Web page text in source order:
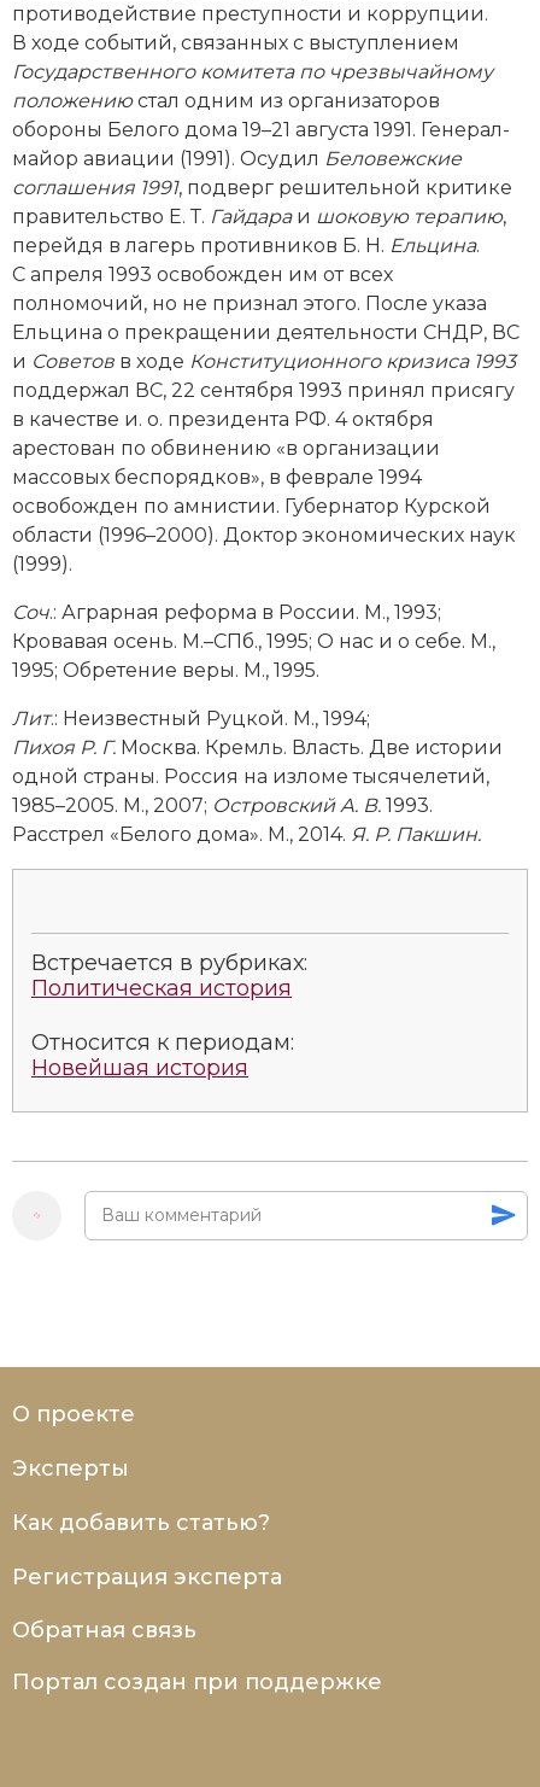
Религия и церковь
Россия
Северная Америка
Социально-экономическая история
Специальные исторические дисциплины
СССР
Южная Америка
противодействие преступности и коррупции.
В ходе событий, связанных с выступлением
Государственного комитета по чрезвычайному
положениюстал одним из организаторов
обороны Белого дома 19–21 августа 1991. Генерал-
майор авиации (1991). Осудил Беловежские
соглашения 1991, подверг решительной критике
правительство Е. Т. Гайдараи шоковую терапию,
перейдя в лагерь противников Б. Н. Ельцина.
С апреля 1993 освобожден им от всех
полномочий, но не признал этого. После указа
Ельцина о прекращении деятельности СНДР, ВС
и Советов в ходе Конституционного кризиса 1993
поддержал ВС, 22 сентября 1993 принял присягу
в качестве и. о. президента РФ. 4 октября
арестован по обвинению «в организации
массовых беспорядков», в феврале 1994
освобожден по амнистии. Губернатор Курской
области (1996–2000). Доктор экономических наук
(1999).
Соч.: Аграрная реформа в России. М., 1993;
Кровавая осень. М.–СПб., 1995; О нас и о себе. М.,
1995; Обретение веры. М., 1995.
Лит.: Неизвестный Руцкой. М., 1994;
Пихоя Р. Г. Москва. Кремль. Власть. Две истории
одной страны. Россия на изломе тысячелетий,
1985–2005. М., 2007; Островский А. В. 1993.
Расстрел «Белого дома». М., 2014. Я. Р. Пакшин.
Встречается в рубриках:
Политическая история
Относится к периодам:
Новейшая история
О проекте
Эксперты
Как добавить статью?
Регистрация эксперта
Обратная связь
Портал создан при поддержке